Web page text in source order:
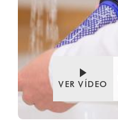
VER VÍDEO